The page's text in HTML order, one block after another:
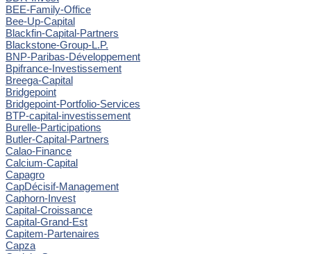
BEE-Family-Office
Bee-Up-Capital
Blackfin-Capital-Partners
Blackstone-Group-L.P.
BNP-Paribas-Développement
Bpifrance-Investissement
Breega-Capital
Bridgepoint
Bridgepoint-Portfolio-Services
BTP-capital-investissement
Burelle-Participations
Butler-Capital-Partners
Calao-Finance
Calcium-Capital
Capagro
CapDécisif-Management
Caphorn-Invest
Capital-Croissance
Capital-Grand-Est
Capitem-Partenaires
Capza